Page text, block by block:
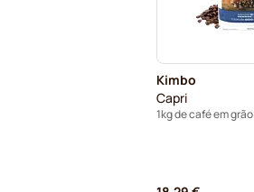
Kimbo
Capri
1kg de café em grão